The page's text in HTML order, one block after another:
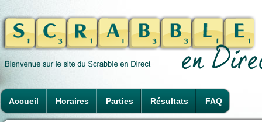
Accueil Horaires Parties Résultats FAQ